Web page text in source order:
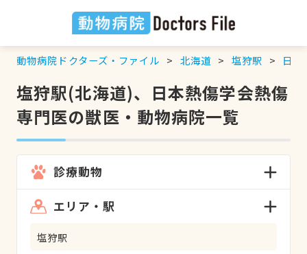
動物病院ドクターズ・ファイル 北海道 塩狩駅 日本
塩狩駅(北海道)、日本熱傷学会熱傷
専門医の獣医・動物病院一覧
診療動物
エリア・駅
塩狩駅